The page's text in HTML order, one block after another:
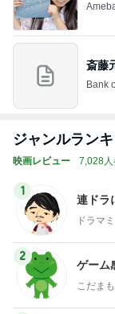
斎藤
Bank
ジャンルラン
映画レビュー 7,028人
1
連ドラ
ドラマ
2
ゲーム
こだま